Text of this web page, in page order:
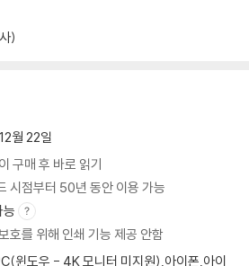
루이 9세의 치세
신성한 공간
년 된 돌집이 만들어내는 황홀한 빛과 소리
해방을 지켜주는 성당
리고 구원에 대한 갈망
)
월 22일
구매 후 바로 읽기
시점부터 50년 동안 이용 가능
호를 위해 인쇄 기능 제공 안함
윈도우 - 4K 모니터 미지원),아이폰,아이